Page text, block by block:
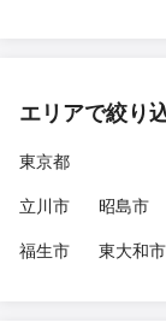
エリアで絞り
東京都
立川市
昭島市
福生市
東大和市